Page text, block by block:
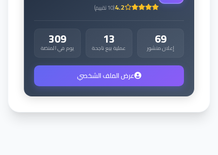
4.2
(
10تقييم)
69
إعلان منشور 13
عملية بيع ناجحة 309
يوم في المنصة
عرض الملف الشخصي